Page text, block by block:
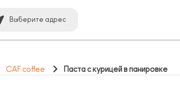
Выберите адрес
CAF coffee Паста с курицей в панировке